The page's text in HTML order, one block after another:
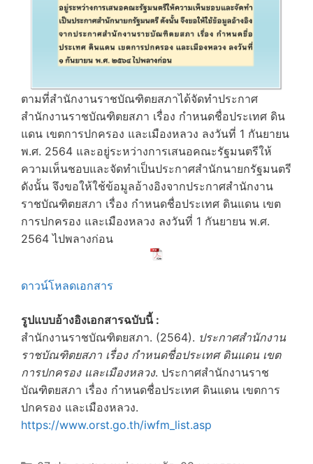
ตามที่สำนักงานราชบัณฑิตยสภาได้จัดทำประกาศ
สำนักงานราชบัณฑิตยสภา เรื่อง กำหนดชื่อประเทศ ดิน
แดน เขตการปกครอง และเมืองหลวง ลงวันที่ 1 กันยายน
พ.ศ. 2564 และอยู่ระหว่างการเสนอคณะรัฐมนตรีให้
ความเห็นชอบและจัดทำเป็นประกาศสำนักนายกรัฐมนตรี
ดังนั้น จึงขอให้ใช้ข้อมูลอ้างอิงจากประกาศสำนักงาน
ราชบัณฑิตยสภา เรื่อง กำหนดชื่อประเทศ ดินแดน เขต
การปกครอง และเมืองหลวง ลงวันที่ 1 กันยายน พ.ศ.
2564 ไปพลางก่อน
ดาวน์โหลดเอกสาร
รูปแบบอ้างอิงเอกสารฉบับนี้ :
สำนักงานราชบัณฑิตยสภา. (2564). ประกาศสำนักงาน
ราชบัณฑิตยสภา เรื่อง กำหนดชื่อประเทศ ดินแดน เขต
การปกครอง และเมืองหลวง. ประกาศสำนักงานราช
บัณฑิตยสภา เรื่อง กำหนดชื่อประเทศ ดินแดน เขตการ
ปกครอง และเมืองหลวง.
https://www.orst.go.th/iwfm_list.asp